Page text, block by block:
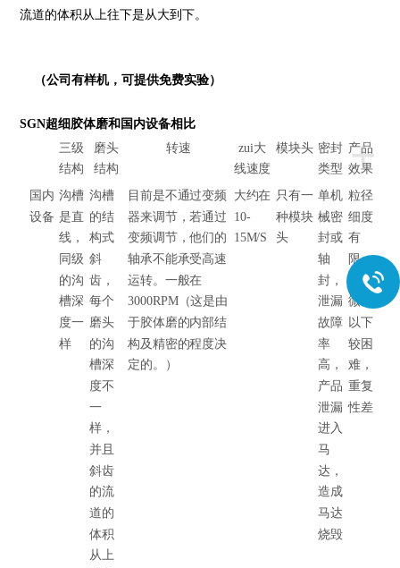
流道的体积从上往下是从大到下。
（公司有样机，可提供免费实验）
SGN超细胶体磨和国内设备相比
+
三级
结构
磨头
结构
转速
zui大
线速度
模块头 密封
类型
产品
效果
国内
设备
沟槽
是直
线，
同级
的沟
槽深
度一
样
沟槽
的结
构式
斜
齿，
每个
磨头
的沟
槽深
度不
一
样，
并且
斜齿
的流
道的
体积
从上
目前是不通过变频
器来调节，若通过
变频调节，他们的
轴承不能承受高速
运转。一般在
3000RPM（这是由
于胶体磨的内部结
构及精密的程度决
定的。）
大约在
10-
15M/S
只有一
种模块
头
单机
械密
封或
轴
封，
泄漏
故障
率
高，
产品
泄漏
进入
马
达，
造成
马达
烧毁
粒径
细度
有
限，
100
微米
以下
较困
难，
重复
性差